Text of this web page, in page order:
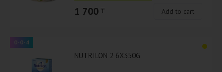
1 700 ₸ Add to cart
0-0-4
NUTRILON 2 6X350G